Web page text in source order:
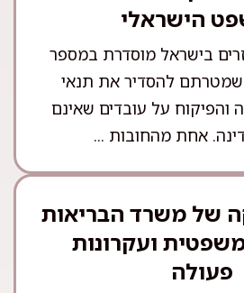
הישראלי
בישראל מוסדרת במספר
שמטרתם להסדיר את תנאי
והפיקוח על עובדים שאינם
אחת מהחובות ...
של משרד הבריאות
ועקרונות
פעולה